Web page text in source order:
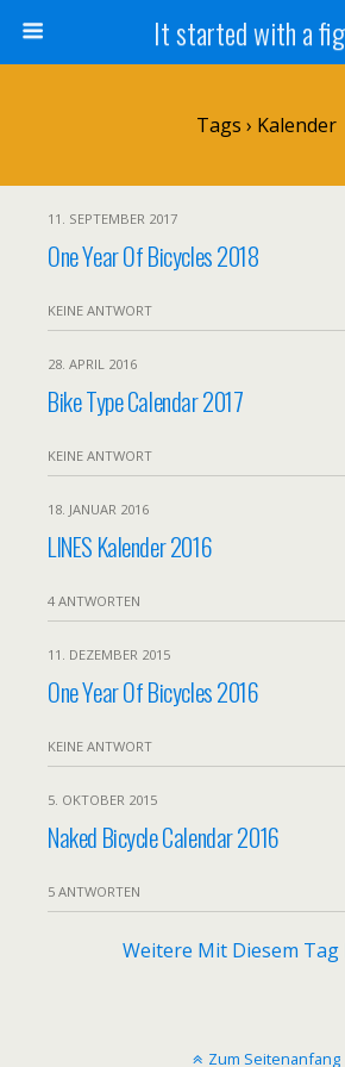
It started with a
Tags › Kalender
11. SEPTEMBER 2017
One Year Of Bicycles 2018
KEINE ANTWORT
28. APRIL 2016
Bike Type Calendar 2017
KEINE ANTWORT
18. JANUAR 2016
LINES Kalender 2016
4 ANTWORTEN
11. DEZEMBER 2015
One Year Of Bicycles 2016
KEINE ANTWORT
5. OKTOBER 2015
Naked Bicycle Calendar 2016
5 ANTWORTEN
Weitere Mit Diesem Tag
Zum Seitenanfang